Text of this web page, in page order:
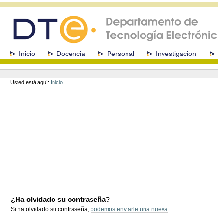
navegación
SeccionesInicio Docencia Personal Investigacion
Herramientas
Personales
Usted está aquí: Inicio
¿Ha olvidado su contraseña?
Si ha olvidado su contraseña,podemos enviarle una nueva